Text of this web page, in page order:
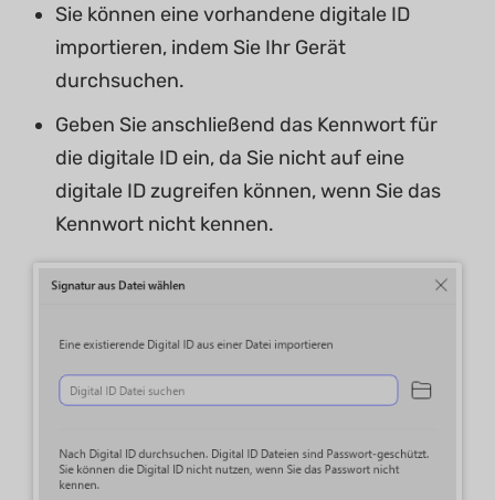
Sie können eine vorhandene digitale ID
importieren, indem Sie Ihr Gerät
durchsuchen.
Geben Sie anschließend das Kennwort für
die digitale ID ein, da Sie nicht auf eine
digitale ID zugreifen können, wenn Sie das
Kennwort nicht kennen.